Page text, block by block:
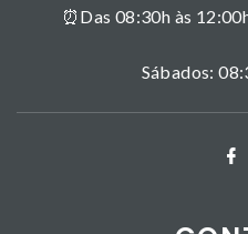
⏰Das 08:30h às
Sábados: